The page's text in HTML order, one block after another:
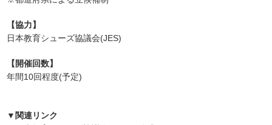
【協力】
日本教育シューズ協議会(JES)
【開催回数】
年間10回程度(予定)
▼関連リンク